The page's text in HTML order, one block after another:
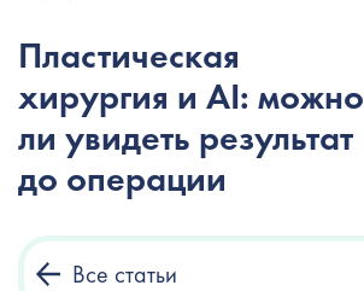
Пластическая
хирургия и AI: можно
ли увидеть результат
до операции
Все статьи